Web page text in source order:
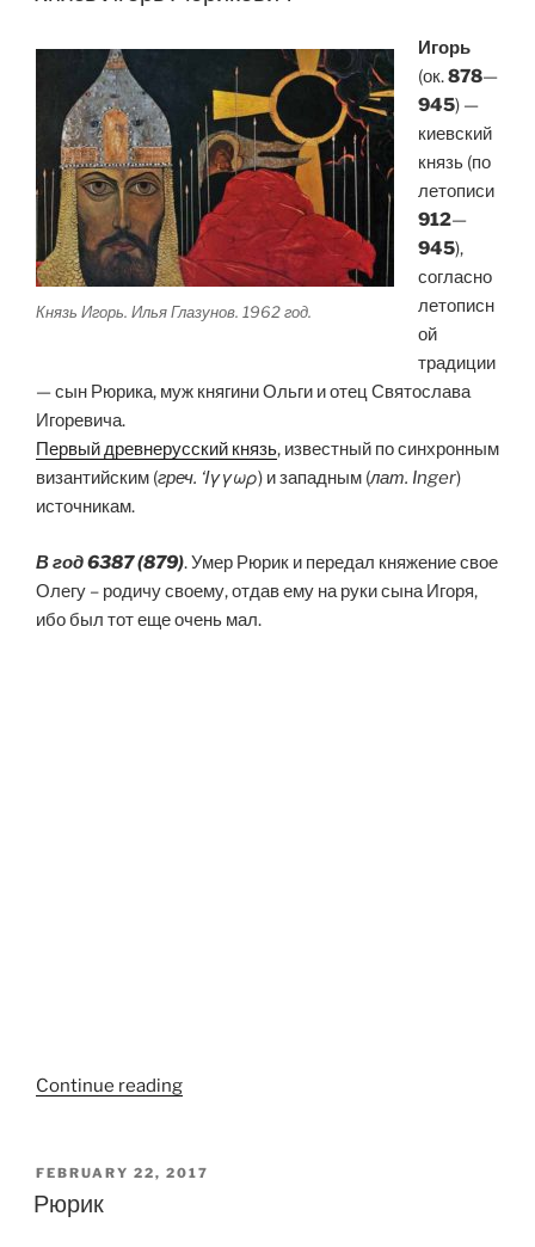
Князь Игорь. Илья Глазунов. 1962 год.
Игорь
(ок.878—
945) —
киевский
князь (по
летописи
912—
945),
согласно
летописн
ой
традиции
— сын Рюрика, муж княгини Ольги и отец Святослава
Игоревича.
Первый древнерусский князь, известный по синхронным
византийским (греч. ‘Ιγγωρ) и западным (лат. Inger)
источникам.
В год 6387 (879). Умер Рюрик и передал княжение свое
Олегу – родичу своему, отдав ему на руки сына Игоря,
ибо был тот еще очень мал.
Continue reading“Князь
POSTED
ON
FEBRUARY 22, 2017
Рюрик